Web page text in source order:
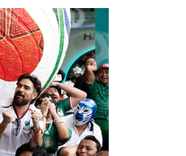
рейсов в Сочи
Терновой
чемпионата
с 10-
не получала